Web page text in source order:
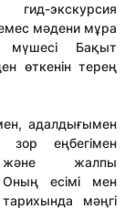
экскурсия
мәдени мұра
мүшесі Бақыт
өткенін терең
адалдығымен
зор еңбегімен
және жалпы
есімі мен
мәңгі